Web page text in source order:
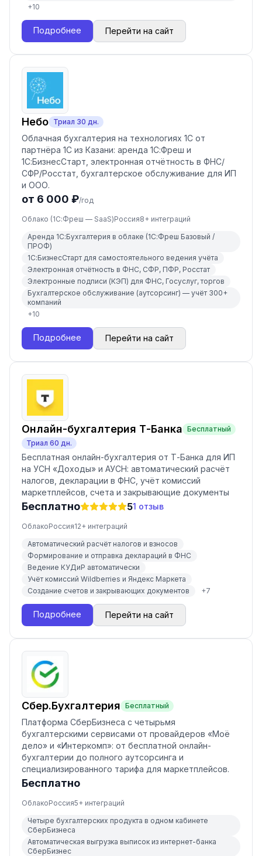
+10
Подробнее Перейти на сайт
Небо Триал 30 дн.
Облачная бухгалтерия на технологиях 1С от
партнёра 1С из Казани: аренда 1С:Фреш и
1С:БизнесСтарт, электронная отчётность в ФНС/
СФР/Росстат, бухгалтерское обслуживание для ИП
и ООО.
от 6 000 ₽/год
Облако (1С:Фреш — SaaS)Россия8+ интеграций
Аренда 1С:Бухгалтерия в облаке (1С:Фреш Базовый /
ПРОФ)
1С:БизнесСтарт для самостоятельного ведения учёта
Электронная отчётность в ФНС, СФР, ПФР, Росстат
Электронные подписи (КЭП) для ФНС, Госуслуг, торгов
Бухгалтерское обслуживание (аутсорсинг) — учёт 300+
компаний
+10
Подробнее Перейти на сайт
Онлайн-бухгалтерия Т-Банка Бесплатный
Триал 60 дн.
Бесплатная онлайн-бухгалтерия от Т-Банка для ИП
на УСН «Доходы» и АУСН: автоматический расчёт
налогов, декларации в ФНС, учёт комиссий
маркетплейсов, счета и закрывающие документы
Бесплатно 51 отзыв
ОблакоРоссия12+ интеграций
Автоматический расчёт налогов и взносов
Формирование и отправка деклараций в ФНС
Ведение КУДиР автоматически
Учёт комиссий Wildberries и Яндекс Маркета
Создание счетов и закрывающих документов
+7
Подробнее Перейти на сайт
Сбер.Бухгалтерия Бесплатный
Платформа СберБизнеса с четырьмя
бухгалтерскими сервисами от провайдеров «Моё
дело» и «Интеркомп»: от бесплатной онлайн-
бухгалтерии до полного аутсорсинга и
специализированного тарифа для маркетплейсов.
Бесплатно
ОблакоРоссия5+ интеграций
Четыре бухгалтерских продукта в одном кабинете
СберБизнеса
Автоматическая выгрузка выписок из интернет-банка
СберБизнес